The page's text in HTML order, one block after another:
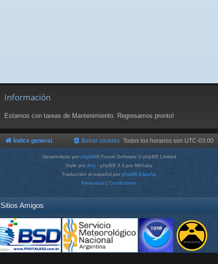
Información
Estamos con tareas de Mantenimiento. Regresamos pronto!
Índice general Todos los horarios son UTC-03:00
Borrar cookies
Desarrollado por phpBB® Forum Software © phpBB Limited
Style por Arty - phpBB 3.3 por MrGaby
Traducción al español por phpBB España
Privacidad | Condiciones
Sitios Amigos